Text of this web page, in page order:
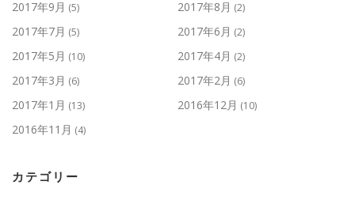
2017年9月 (5) 2017年8月 (2)
2017年7月 (5) 2017年6月 (2)
2017年5月 (10) 2017年4月 (2)
2017年3月 (6) 2017年2月 (6)
2017年1月 (13) 2016年12月 (10)
2016年11月 (4)
カテゴリー